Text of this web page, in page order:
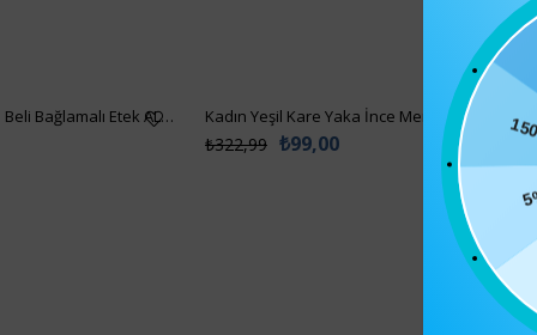
Bluz ALC-7122